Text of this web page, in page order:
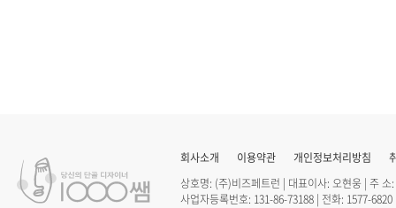
회사소개 이용약관 개인정보처리방침
상호명: (주)비즈페트런 | 대표이사: 오현웅 | 주
사업자등록번호: 131-86-73188 | 전화: 1577-